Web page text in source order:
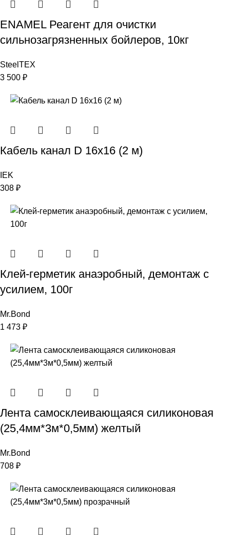
ENAMEL Реагент для очистки
сильнозагрязненных бойлеров, 10кг
SteelTEX
3 500 ₽
Кабель канал D 16х16 (2 м)
IEK
308 ₽
Клей-герметик анаэробный, демонтаж с
усилием, 100г
Mr.Bond
1 473 ₽
Лента самосклеивающаяся силиконовая
(25,4мм*3м*0,5мм) желтый
Mr.Bond
708 ₽